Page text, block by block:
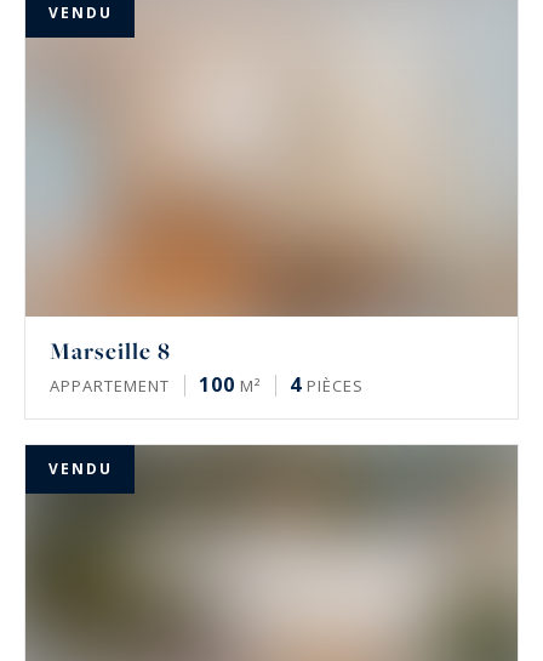
VENDU
Marseille 8
APPARTEMENT 100 M² 4 PIÈCES
VENDU